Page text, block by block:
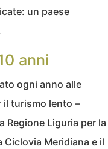
un paese
anni
ogni anno alle
il turismo lento –
Regione Liguria per la
Ciclovia Meridiana e il